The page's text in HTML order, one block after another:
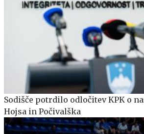
Sodišče potrdilo odločitev KPK o
Hojsa in Počivalška